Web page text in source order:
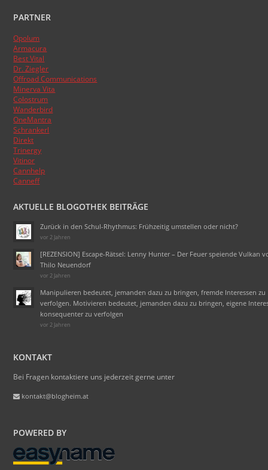
nur Blogheim dazu. Die Domainendung .at sollte zum
:)
Das Topblogranking wurde im Laufe der Zeit schon
mehrmals umgestellt, basiert aber nun endlich auf den
Besucherzahlen der Blogs.
PARTNER
Opolum
Armacura
Best Vital
Dr. Ziegler
Offroad Communications
Minerva Vita
Colostrum
Wanderbird
OneMantra
Schrankerl
Direkt
Trinergy
Vitinor
Cannhelp
Canneff
AKTUELLE BLOGOTHEK BEITRÄGE
Zurück in den Schul-Rhythmus: Frühzeitig umstellen oder nicht?
vor 2 Jahren
[REZENSION] Escape-Rätsel: Lenny Hunter – Der Feuer speiende Vulkan
Thilo Neuendorf
vor 2 Jahren
Manipulieren bedeutet, jemanden dazu zu bringen, fremde Interessen zu
verfolgen. Motivieren bedeutet, jemanden dazu zu bringen, eigene
konsequenter zu verfolgen
vor 2 Jahren
KONTAKT
Bei Fragen kontaktiere uns jederzeit gerne unter
kontakt@blogheim.at
POWERED BY